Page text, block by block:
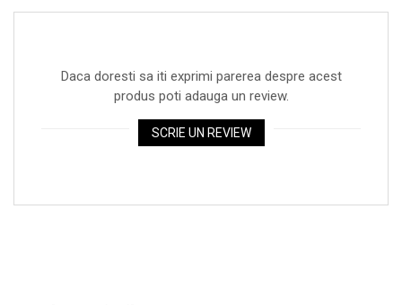
Console DJ
Genti pentru DJ
Cabluri si conectori
Daca doresti sa iti exprimi parerea despre acest
produs poti adauga un review.
SCRIE UN REVIEW